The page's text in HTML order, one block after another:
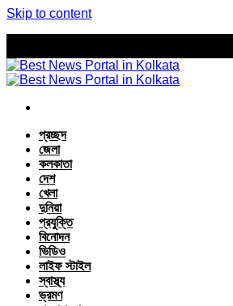
Skip to content
প্রচ্ছদ
জেলা
কলকাতা
দেশ
খেলা
দুনিয়া
প্রযুক্তি
বিনোদন
ভিডিও
লাইফ স্টাইল
স্বাস্থ্য
ভ্রমণ